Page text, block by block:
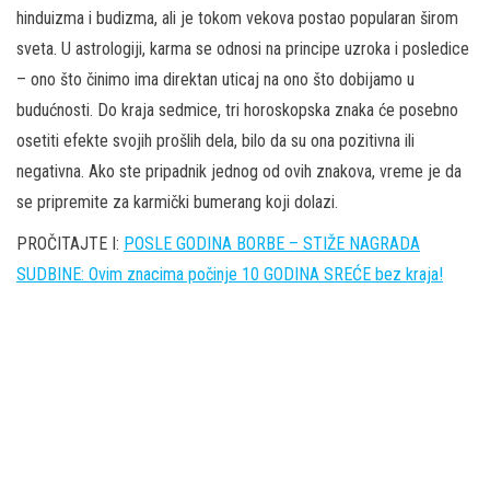
hinduizma i budizma, ali je tokom vekova postao popularan širom
sveta. U astrologiji, karma se odnosi na principe uzroka i posledice
– ono što činimo ima direktan uticaj na ono što dobijamo u
budućnosti. Do kraja sedmice, tri horoskopska znaka će posebno
osetiti efekte svojih prošlih dela, bilo da su ona pozitivna ili
negativna. Ako ste pripadnik jednog od ovih znakova, vreme je da
se pripremite za karmički bumerang koji dolazi.
PROČITAJTE I: POSLE GODINA BORBE – STIŽE NAGRADA
SUDBINE: Ovim znacima počinje 10 GODINA SREĆE bez kraja!